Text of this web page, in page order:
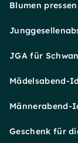
Blumen pressen
JGA für
Mädelsabend-
Männerabend-
Geschenk für